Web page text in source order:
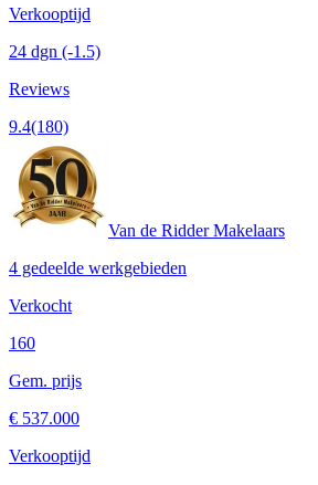
Verkooptijd
24 dgn (-1.5)
Reviews
9.4(180)
Van de Ridder Makelaars
4 gedeelde werkgebieden
Verkocht
160
Gem. prijs
€ 537.000
Verkooptijd